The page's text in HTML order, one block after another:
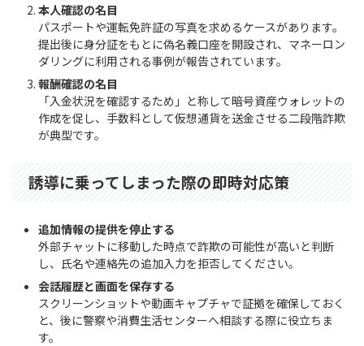
本人確認の名目
パスポートや運転免許証の写真を求めるケースがあります。
提出後に身分証をもとに偽名義口座を開設され、マネーロン
ダリングに利用される事例が報告されています。
報酬確認の名目
「入金状況を確認するため」と称して暗号資産ウォレットの
作成を促し、手数料として仮想通貨を送金させる二段階詐欺
が典型です。
誘導に乗ってしまった際の即時対応策
追加情報の提供を停止する
外部チャットに移動した時点で詐欺の可能性が高いと判断
し、氏名や連絡先の追加入力を拒否してください。
会話履歴と画面を保存する
スクリーンショットや動画キャプチャで証拠を確保しておく
と、後に警察や消費生活センターへ相談する際に役立ちま
す。